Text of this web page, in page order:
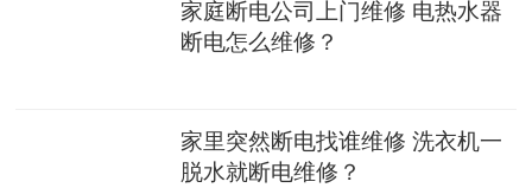
家庭断电公司上门维修 电热水器
断电怎么维修？
家里突然断电找谁维修 洗衣机一
脱水就断电维修？